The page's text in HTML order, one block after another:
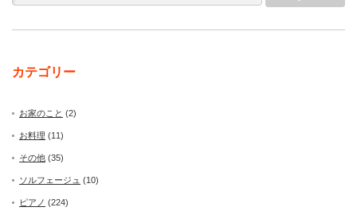
カテゴリー
お家のこと (2)
お料理 (11)
その他 (35)
ソルフェージュ (10)
ピアノ (224)